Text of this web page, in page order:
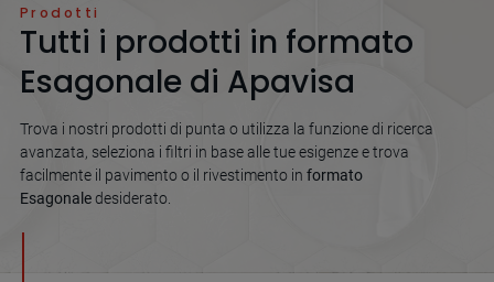
Prodotti
Tutti i prodotti in formato
Esagonale di Apavisa
Trova i nostri prodotti di punta o utilizza la funzione di ricerca
avanzata, seleziona i filtri in base alle tue esigenze e trova
facilmente il pavimento o il rivestimento in formato
Esagonaledesiderato.